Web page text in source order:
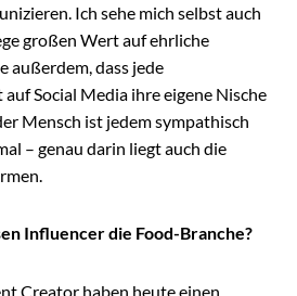
Ich sehe mich selbst auch
großen Wert auf ehrliche
außerdem, dass jede
Social Media ihre eigene Nische
Mensch ist jedem sympathisch
– genau darin liegt auch die
Influencer die Food-Branche?
Creator haben heute einen